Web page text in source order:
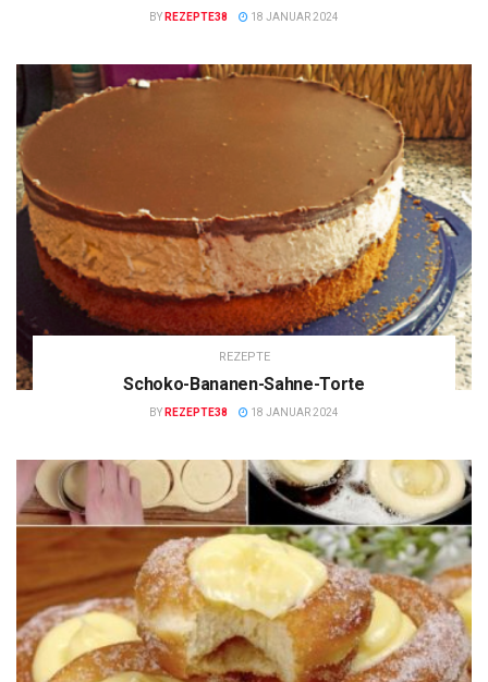
BY REZEPTE38 18 JANUAR 2024
REZEPTE
Schoko-Bananen-Sahne-Torte
BY REZEPTE38 18 JANUAR 2024